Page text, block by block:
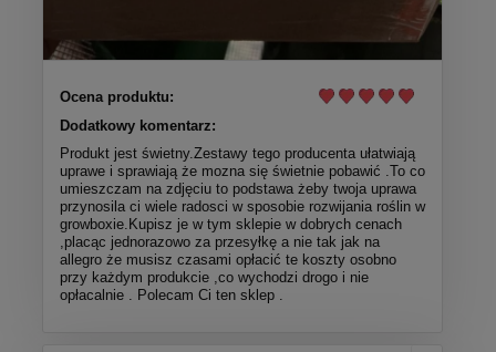
Ocena produktu:
Dodatkowy komentarz:
Produkt jest świetny.Zestawy tego producenta ułatwiają
uprawe i sprawiają że mozna się świetnie pobawić .To co
umieszczam na zdjęciu to podstawa żeby twoja uprawa
przynosila ci wiele radosci w sposobie rozwijania roślin w
growboxie.Kupisz je w tym sklepie w dobrych cenach
,placąc jednorazowo za przesyłkę a nie tak jak na
allegro że musisz czasami opłacić te koszty osobno
przy każdym produkcie ,co wychodzi drogo i nie
opłacalnie . Polecam Ci ten sklep .